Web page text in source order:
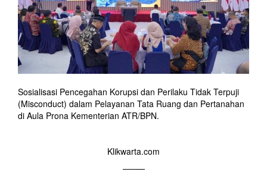
Sosialisasi Pencegahan Korupsi dan Perilaku Tidak Terpuji
(Misconduct) dalam Pelayanan Tata Ruang dan Pertanahan
di Aula Prona Kementerian ATR/BPN.
Klikwarta.com